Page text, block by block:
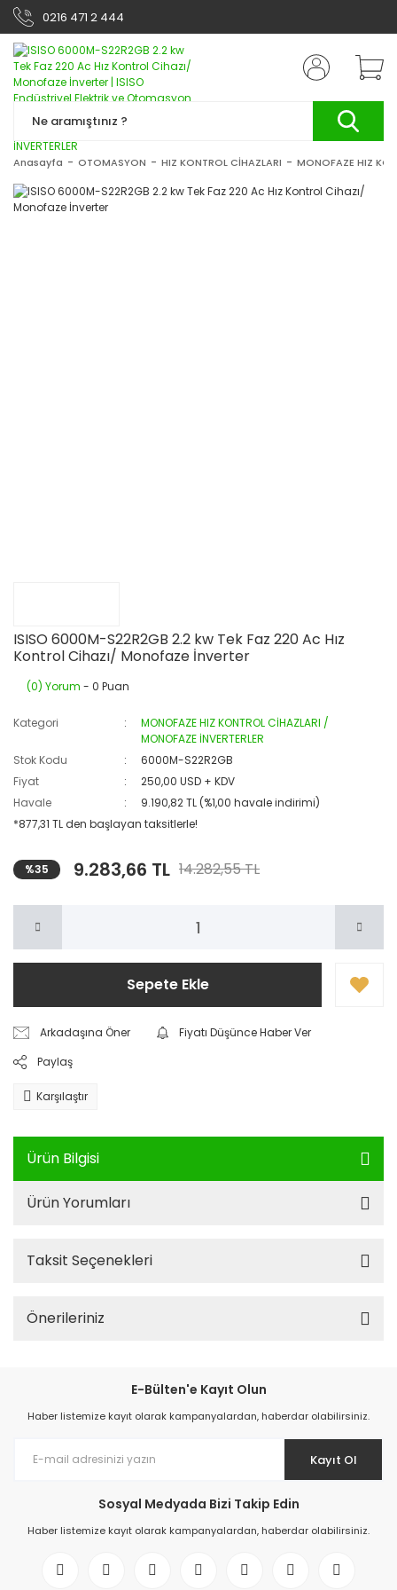
0216 471 2 444
Anasayfa OTOMASYON HIZ KONTROL CİHAZLARI MONOFAZE HIZ
ISISO 6000M-S22R2GB 2.2 kw Tek Faz 220 Ac Hız
Kontrol Cihazı/ Monofaze İnverter
(0) Yorum - 0 Puan
Kategori
MONOFAZE HIZ KONTROL CİHAZLARI /
MONOFAZE İNVERTERLER
Stok Kodu
6000M-S22R2GB
Fiyat
250,00 USD + KDV
Havale
9.190,82 TL (%1,00 havale indirimi)
*877,31 TL den başlayan taksitlerle!
%35 9.283,66 TL 14.282,55 TL
Sepete Ekle
Arkadaşına Öner
Fiyatı Düşünce Haber Ver
Paylaş
Karşılaştır
Ürün Bilgisi
Ürün Yorumları
Taksit Seçenekleri
Önerileriniz
E-Bülten'e Kayıt Olun
Haber listemize kayıt olarak kampanyalardan, haberdar olabilirsiniz.
Kayıt Ol
Sosyal Medyada Bizi Takip Edin
Haber listemize kayıt olarak kampanyalardan, haberdar olabilirsiniz.